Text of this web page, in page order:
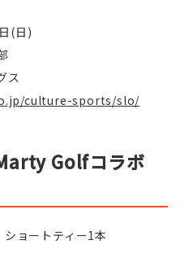
(日)
ス
culture-sports/slo/
Golfコラボ
ョートティー1本